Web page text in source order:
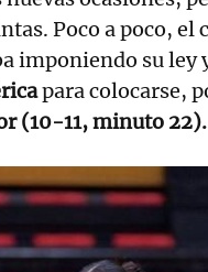
Poco a poco, el
imponiendo su ley
para colocarse,
(10-11, minuto 22).